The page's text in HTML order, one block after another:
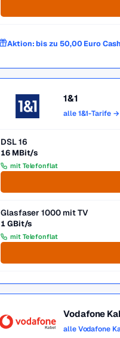
Aktion: bis zu 50,00 Euro
1&1
alle 1&1-Tarife →
DSL 16
16 MBit/s
mit Telefonflat
Glasfaser 1000 mit TV
1 GBit/s
mit Telefonflat
Vodafone
alle Vodafone